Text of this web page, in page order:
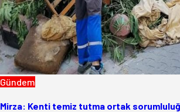
Gündem
Mirza: Kenti temiz tutma ortak